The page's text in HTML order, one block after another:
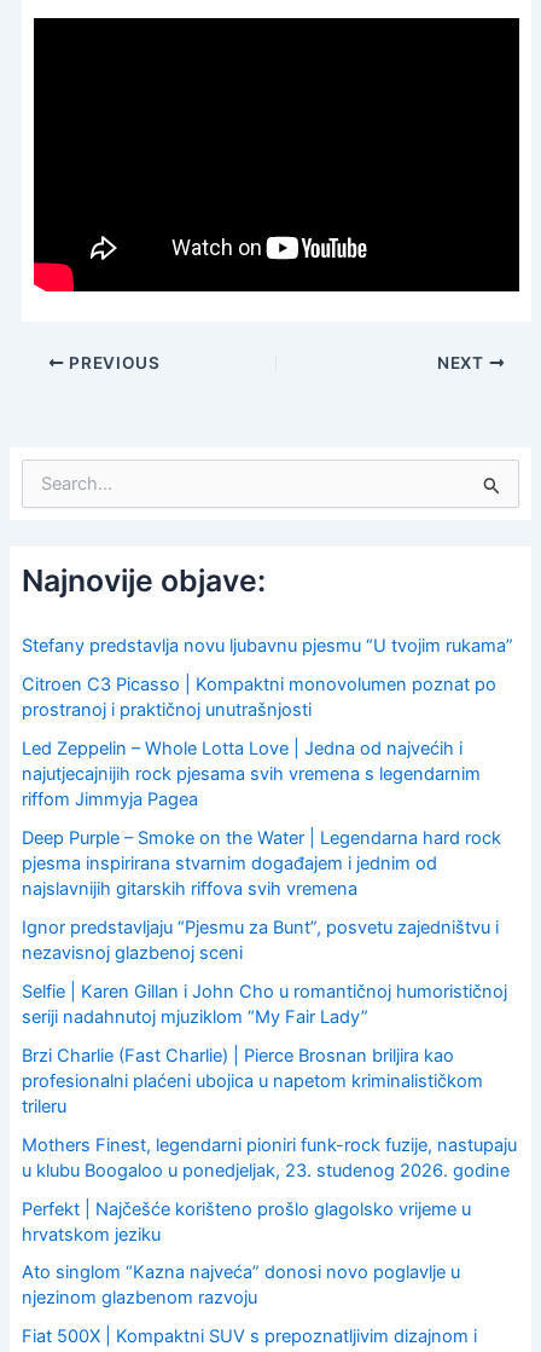
PREVIOUS NEXT
c
h
o
:
Najnovije objave:
Stefany predstavlja novu ljubavnu pjesmu “U tvojim rukama”
Citroen C3 Picasso | Kompaktni monovolumen poznat po
prostranoj i praktičnoj unutrašnjosti
Led Zeppelin – Whole Lotta Love | Jedna od najvećih i
najutjecajnijih rock pjesama svih vremena s legendarnim
riffom Jimmyja Pagea
Deep Purple – Smoke on the Water | Legendarna hard rock
pjesma inspirirana stvarnim događajem i jednim od
najslavnijih gitarskih riffova svih vremena
Ignor predstavljaju “Pjesmu za Bunt”, posvetu zajedništvu i
nezavisnoj glazbenoj sceni
Selfie | Karen Gillan i John Cho u romantičnoj humorističnoj
seriji nadahnutoj mjuziklom “My Fair Lady”
Brzi Charlie (Fast Charlie) | Pierce Brosnan briljira kao
profesionalni plaćeni ubojica u napetom kriminalističkom
trileru
Mothers Finest, legendarni pioniri funk-rock fuzije, nastupaju
u klubu Boogaloo u ponedjeljak, 23. studenog 2026. godine
Perfekt | Najčešće korišteno prošlo glagolsko vrijeme u
hrvatskom jeziku
Ato singlom “Kazna najveća” donosi novo poglavlje u
njezinom glazbenom razvoju
Fiat 500X | Kompaktni SUV s prepoznatljivim dizajnom i